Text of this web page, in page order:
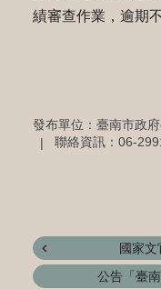
績審查作業，逾期
發布單位：臺南市政
聯絡資訊：06-
國家
公告「臺